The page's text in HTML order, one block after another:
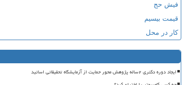
فیش حج
قیمت بیسیم
کار در محل
ایجاد دوره دکتری ۲ساله پژوهش محور حمایت از آزمایشگاه تحقیقاتی اساتید